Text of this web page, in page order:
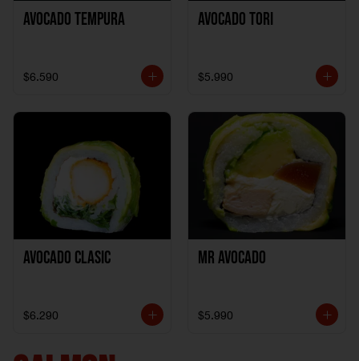
Avocado Tempura
$6.590
Avocado Tori
$5.990
Avocado clasic
$6.290
Mr Avocado
$5.990